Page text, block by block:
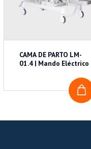
CAMA DE PARTO LM-
01.4 | Mando Eléctrico